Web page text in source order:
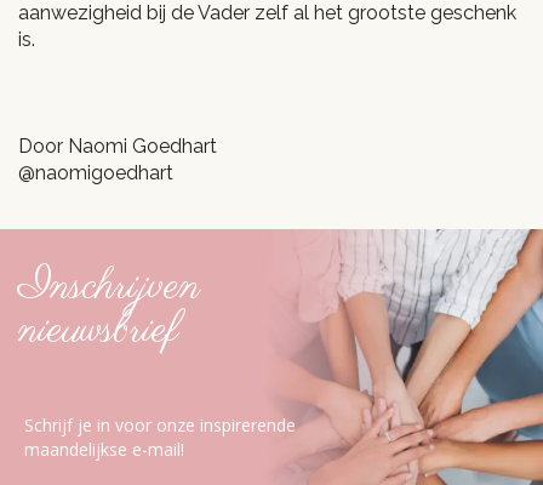
aanwezigheid bij de Vader zelf al het grootste geschenk
is.
Door Naomi Goedhart
@naomigoedhart
Inschrijven
nieuwsbrief
Schrijf je in voor onze inspirerende
maandelijkse e-mail!